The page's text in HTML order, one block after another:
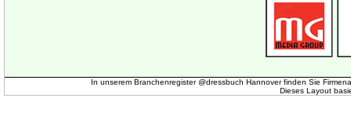
In unserem Branchenregister @dressbuch Hannover finden Sie
Dieses Layout